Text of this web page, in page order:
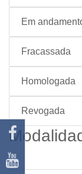
Em
Fracassada
Homologada
Revogada